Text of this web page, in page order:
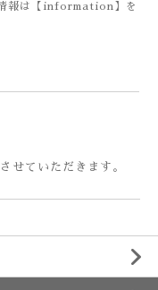
報は【information】を
せていただきます。